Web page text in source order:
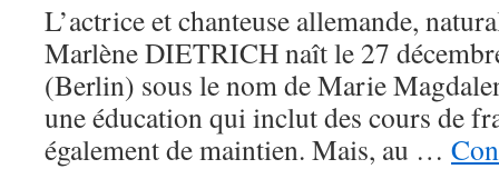
L’actrice et chanteuse allemande,
Marlène DIETRICH naît le 27
(Berlin) sous le nom de Marie
une éducation qui inclut des cours de
également de maintien. Mais, au …